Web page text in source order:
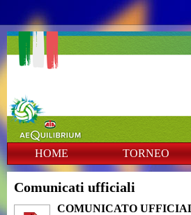
HOME TORNEO
Comunicati ufficiali
COMUNICATO